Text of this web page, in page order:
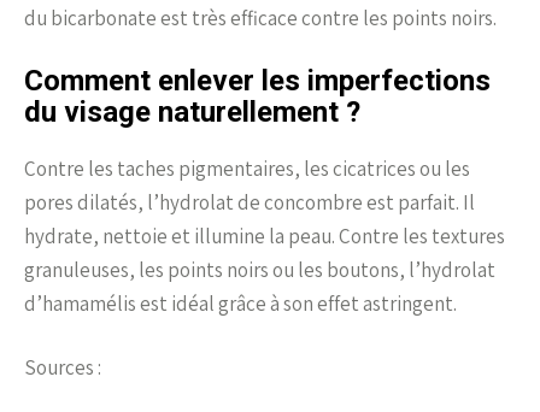
du bicarbonate est très efficace contre les points noirs.
Comment enlever les imperfections
du visage naturellement ?
Contre les taches pigmentaires, les cicatrices ou les
pores dilatés, l’hydrolat de concombre est parfait. Il
hydrate, nettoie et illumine la peau. Contre les textures
granuleuses, les points noirs ou les boutons, l’hydrolat
d’hamamélis est idéal grâce à son effet astringent.
Sources :